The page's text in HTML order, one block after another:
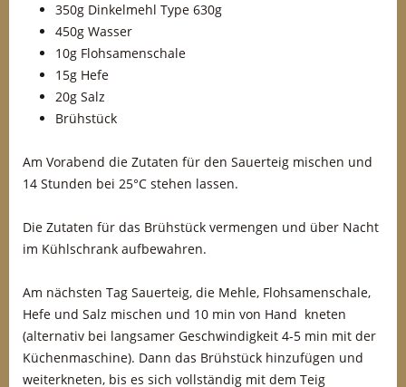
350g Dinkelmehl Type 630g
450g Wasser
10g Flohsamenschale
15g Hefe
20g Salz
Brühstück
Am Vorabend die Zutaten für den Sauerteig mischen und
14 Stunden bei 25°C stehen lassen.
Die Zutaten für das Brühstück vermengen und über Nacht
im Kühlschrank aufbewahren.
Am nächsten Tag Sauerteig, die Mehle, Flohsamenschale,
Hefe und Salz mischen und 10 min von Hand kneten
(alternativ bei langsamer Geschwindigkeit 4-5 min mit der
Küchenmaschine). Dann das Brühstück hinzufügen und
weiterkneten, bis es sich vollständig mit dem Teig